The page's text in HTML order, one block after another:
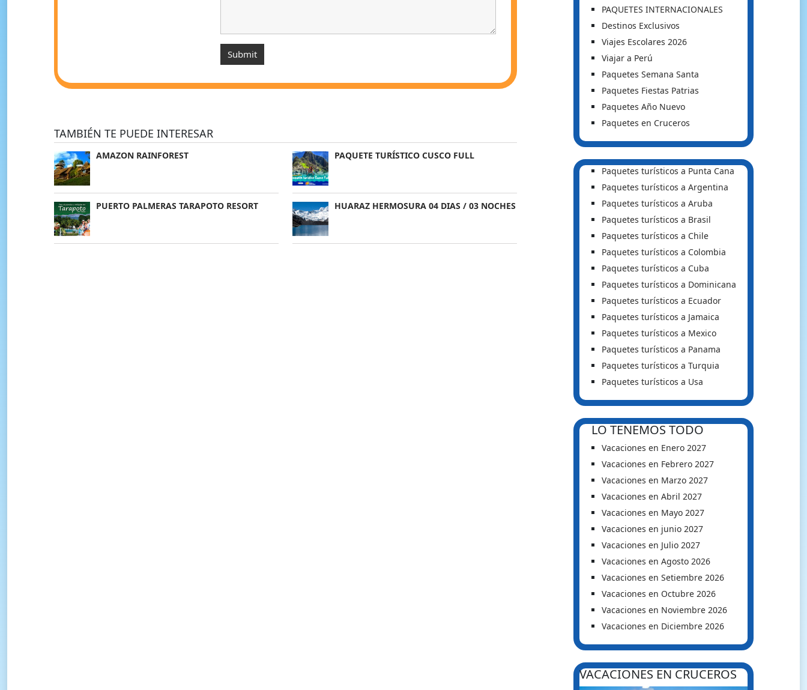
TAMBIÉN TE PUEDE INTERESAR
AMAZON RAINFOREST PAQUETE TURÍSTICO CUSCO FULL
PUERTO PALMERAS TARAPOTO RESORT HUARAZ HERMOSURA 04 DIAS / 03 NOCHES
PAQUETES INTERNACIONALES
Destinos Exclusivos
Viajes Escolares 2026
Viajar a Perú
Paquetes Semana Santa
Paquetes Fiestas Patrias
Paquetes Año Nuevo
Paquetes en Cruceros
Paquetes turísticos a Punta Cana
Paquetes turísticos a Argentina
Paquetes turísticos a Aruba
Paquetes turísticos a Brasil
Paquetes turísticos a Chile
Paquetes turísticos a Colombia
Paquetes turísticos a Cuba
Paquetes turísticos a Dominicana
Paquetes turísticos a Ecuador
Paquetes turísticos a Jamaica
Paquetes turísticos a Mexico
Paquetes turísticos a Panama
Paquetes turísticos a Turquia
Paquetes turísticos a Usa
LO TENEMOS TODO
Vacaciones en Enero 2027
Vacaciones en Febrero 2027
Vacaciones en Marzo 2027
Vacaciones en Abril 2027
Vacaciones en Mayo 2027
Vacaciones en junio 2027
Vacaciones en Julio 2027
Vacaciones en Agosto 2026
Vacaciones en Setiembre 2026
Vacaciones en Octubre 2026
Vacaciones en Noviembre 2026
Vacaciones en Diciembre 2026
VACACIONES EN CRUCEROS